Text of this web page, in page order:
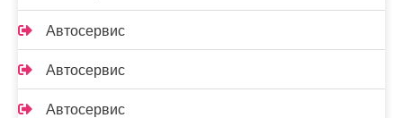
Автосервис
Автосервис
Автосервис